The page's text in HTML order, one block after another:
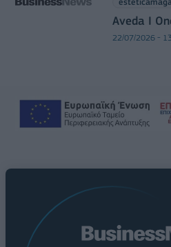
Aveda I
22/07/2026 -